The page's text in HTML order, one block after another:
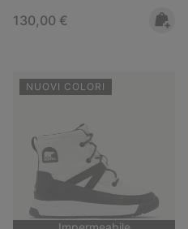
Regular price:
130,00 €
NUOVI COLORI